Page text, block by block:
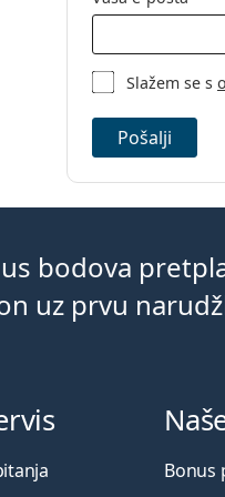
Slažem se s
Pošalji
bodova
uz prvu
Bonus